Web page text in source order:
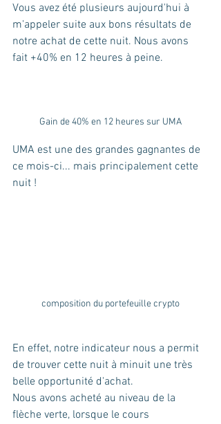
Vous avez été plusieurs aujourd'hui à
m'appeler suite aux bons résultats de
notre achat de cette nuit. Nous avons
fait +40% en 12 heures à peine.
Gain de 40% en 12 heures sur UMA
UMA est une des grandes gagnantes de
ce mois-ci... mais principalement cette
nuit !
composition du portefeuille crypto
En effet, notre indicateur nous a permit
de trouver cette nuit à minuit une très
belle opportunité d'achat.
Nous avons acheté au niveau de la
flèche verte, lorsque le cours